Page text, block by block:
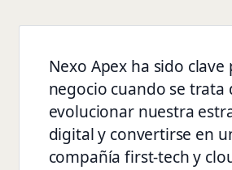
Nexo Apex ha sido
negocio cuando se trata
evolucionar nuestra
digital y convertirse en
compañía first-tech y